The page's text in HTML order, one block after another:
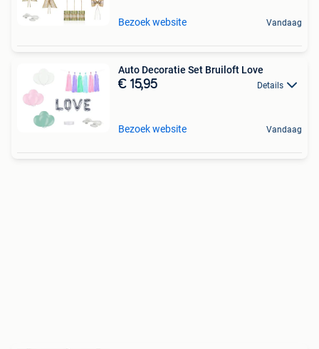
Bezoek website Vandaag
Auto Decoratie Set Bruiloft Love
€ 15,95 Details
Bezoek website Vandaag